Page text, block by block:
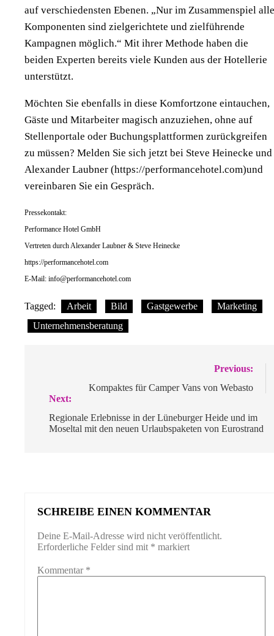
auf verschiedensten Ebenen. „Nur im Zusammenspiel
Komponenten sind zielgerichtete und zielführende
Kampagnen möglich.“ Mit ihrer Methode haben die
beiden Experten bereits viele Kunden aus der Hotellerie
unterstützt.
Möchten Sie ebenfalls in diese Komfortzone eintauchen,
Gäste und Mitarbeiter magisch anzuziehen, ohne auf
Stellenportale oder Buchungsplattformen zurückgreifen
zu müssen? Melden Sie sich jetzt bei Steve Heinecke und
Alexander Laubner (https://performancehotel.com)und
vereinbaren Sie ein Gespräch.
Pressekontakt:
Performance Hotel GmbH
Vertreten durch Alexander Laubner & Steve Heinecke
https://performancehotel.com
E-Mail: info@performancehotel.com
Tagged: Arbeit Bild Gastgewerbe
Marketing
Unternehmensberatung
Previous:
Kompaktes für Camper Vans von Webasto
Next:
Regionale Erlebnisse in der Lüneburger Heide und im
Moseltal mit den neuen Urlaubspaketen von Eurostrand
SCHREIBE EINEN KOMMENTAR
Deine E-Mail-Adresse wird nicht veröffentlicht.
Erforderliche Felder sind mit * markiert
Kommentar *